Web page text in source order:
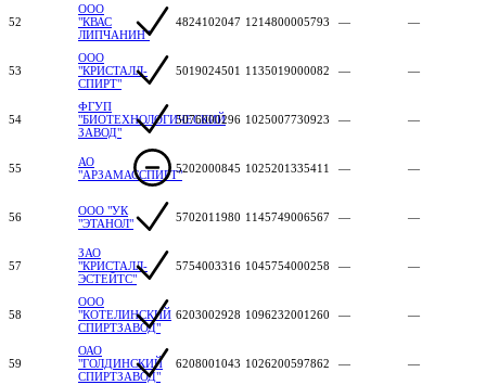
52
ООО
"КВАС
ЛИПЧАНИН"
4824102047 1214800005793 — —
53
ООО
"КРИСТАЛЛ-
СПИРТ"
5019024501 1135019000082 — —
54
ФГУП
"БИОТЕХНОЛОГИЧЕСКИЙ
ЗАВОД"
5076000296 1025007730923 — —
55
АО
"АРЗАМАССПИРТ"5202000845 1025201335411 — —
56
ООО "УК
"ЭТАНОЛ"
5702011980 1145749006567 — —
57
ЗАО
"КРИСТАЛЛ-
ЭСТЕЙТС"
5754003316 1045754000258 — —
58
ООО
"КОТЕЛИНСКИЙ
СПИРТЗАВОД"
6203002928 1096232001260 — —
59
ОАО
"ГОЛДИНСКИЙ
СПИРТЗАВОД"
6208001043 1026200597862 — —